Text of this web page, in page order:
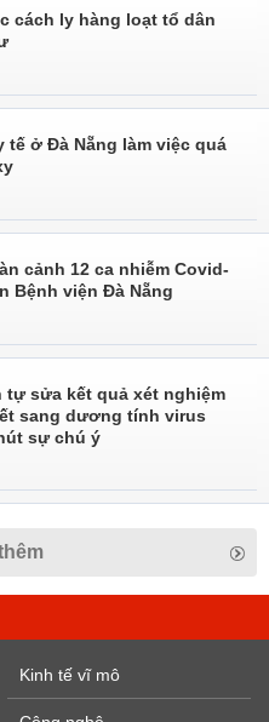
cách ly hàng loạt tổ dân
tế ở Đà Nẵng làm việc quá
cảnh 12 ca nhiễm Covid-
Bệnh viện Đà Nẵng
tự sửa kết quả xét nghiệm
sang dương tính virus
sự chú ý
Kinh tế vĩ mô